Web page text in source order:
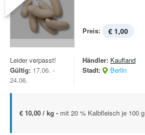
Preis: € 1,00
Leider verpasst!
Gültig: 17.06. -
24.06.
Händler: Kaufland
Stadt:
Berlin
€ 10,00 / kg - mit 20 % Kalbfleisch je 100 g